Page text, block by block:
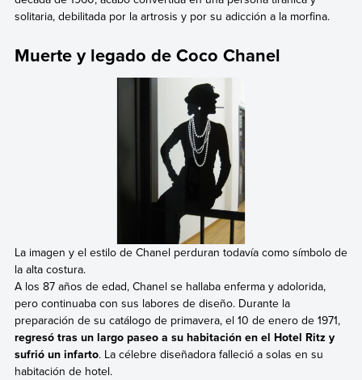
solitaria, debilitada por la artrosis y por su adicción a la morfina.
Muerte y legado de Coco Chanel
La imagen y el estilo de Chanel perduran todavía como símbolo de
la alta costura.
A los 87 años de edad, Chanel se hallaba enferma y adolorida,
pero continuaba con sus labores de diseño. Durante la
preparación de su catálogo de primavera, el 10 de enero de 1971,
regresó tras un largo paseo a su habitación en el Hotel Ritz y
sufrió un infarto. La célebre diseñadora falleció a solas en su
habitación de hotel.